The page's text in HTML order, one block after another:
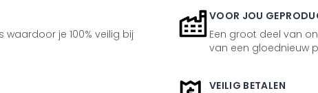
je 100% veilig bij
VOOR JOU
Een groot deel van
van een gloednieuw
VEILIG BETALEN